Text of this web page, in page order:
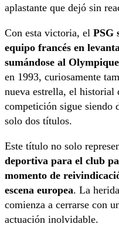
aplastante que dejó sin
Con esta victoria, el PSG
equipo francés en
sumándose al
en 1993, curiosamente
nueva estrella, el historial
competición sigue siendo
solo dos títulos.
Este título no solo
deportiva para el club
momento de
escena europea. La
comienza a cerrarse con
actuación inolvidable.